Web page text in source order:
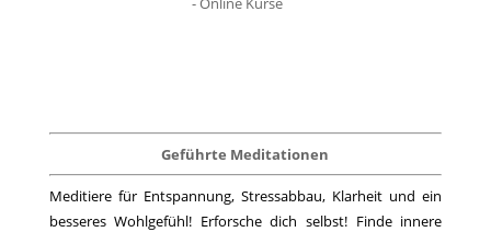
Geführte Meditationen
Meditiere für Entspannung, Stressabbau, Klarheit und ein
besseres Wohlgefühl! Erforsche dich selbst! Finde innere